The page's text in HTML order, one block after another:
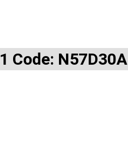
Code: N57D30A